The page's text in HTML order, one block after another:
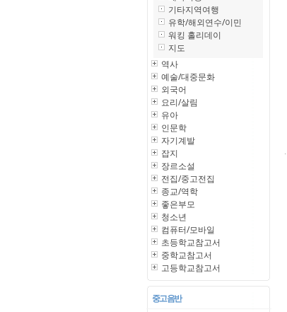
기타지역여행
유학/해외연수/이민
워킹 홀리데이
지도
역사
예술/대중문화
외국어
요리/살림
유아
인문학
자기계발
잡지
장르소설
전집/중고전집
종교/역학
좋은부모
청소년
컴퓨터/모바일
초등학교참고서
중학교참고서
고등학교참고서
중고 음반